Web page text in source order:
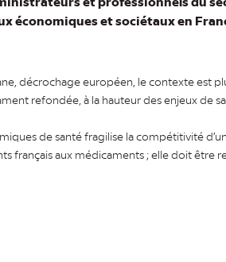
économiques et sociétaux en
décrochage européen, le contexte est
refondée, à la hauteur des enjeux de
de santé fragilise la compétitivité
français aux médicaments ; elle doit être